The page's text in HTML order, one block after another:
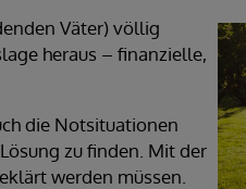
Väter) völlig
heraus – finanzielle,
die Notsituationen
zu finden. Mit der
werden müssen.